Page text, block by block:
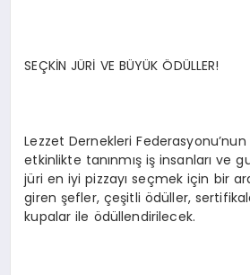
SEÇKİN JÜRİ VE BÜYÜK ÖDÜLLER!
Lezzet Dernekleri Federasyonu’nun
etkinlikte tanınmış iş insanları ve
jüri en iyi pizzayı seçmek için bir
giren şefler, çeşitli ödüller,
kupalar ile ödüllendirilecek.